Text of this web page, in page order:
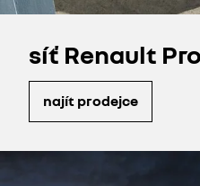
síť Renault
najít prodejce